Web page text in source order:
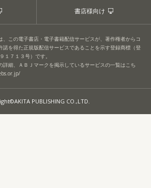
書店様向け
、この電子書店・電子書籍配信サービスが、著作権者からコ
諾を得た正規版配信サービスであることを示す登録商標（登
１７１３号）です。
詳細、ＡＢＪマークを掲示しているサービスの一覧はこち
PUBLISHING CO.,LTD.